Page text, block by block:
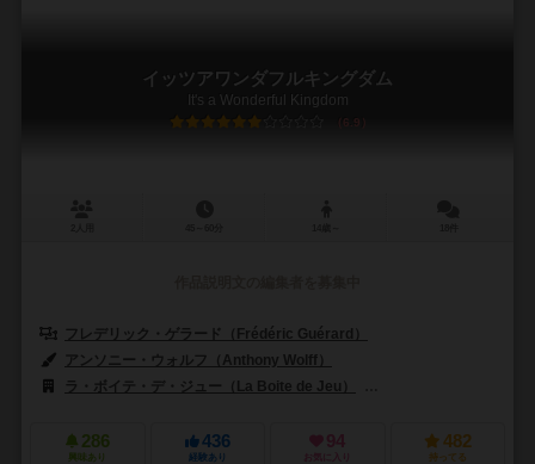
イッツアワンダフルキングダム
It's a Wonderful Kingdom
6.9
フレデリック・ゲラード（Frédéric Guérard）
アンソニー・ウォルフ（Anthony Wolff）
ラ・ボイテ・デ・ジュー（La Boite de Jeu）
286
興味あり
436
経験あり
94
お気に入り
482
持ってる